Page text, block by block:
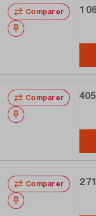
Comparer
Noter
1
Comparer
Noter
Comparer
Noter
2